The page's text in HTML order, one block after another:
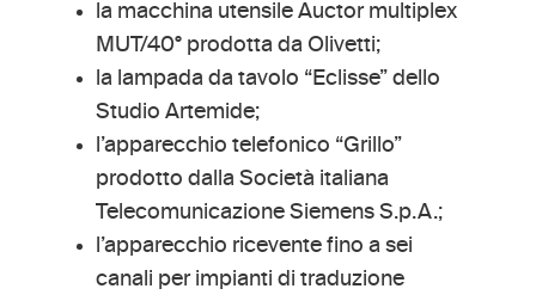
la macchina utensile Auctor multiplex
MUT/40° prodotta da Olivetti;
la lampada da tavolo “Eclisse” dello
Studio Artemide;
l’apparecchio telefonico “Grillo”
prodotto dalla Società italiana
Telecomunicazione Siemens S.p.A.;
l’apparecchio ricevente fino a sei
canali per impianti di traduzione